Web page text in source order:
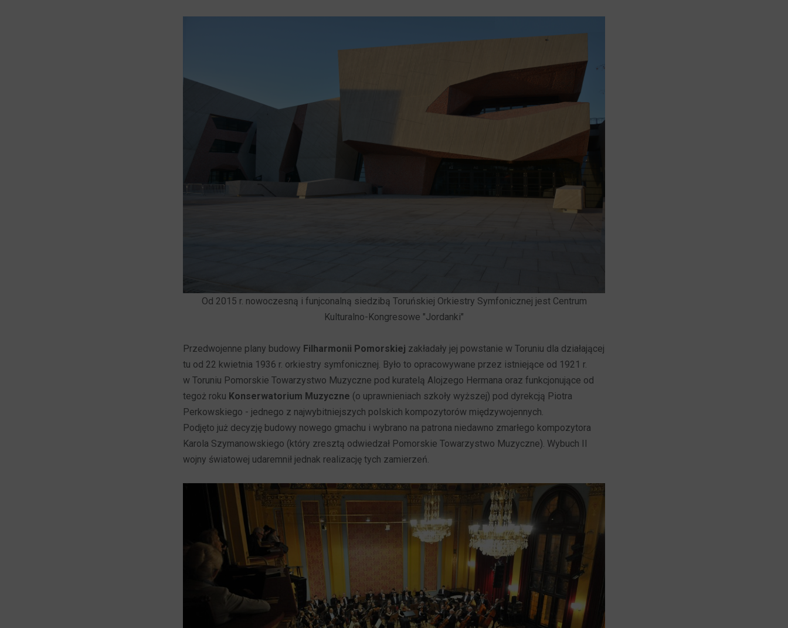
Od 2015 r. nowoczesną i funjconalną siedzibą Toruńskiej Orkiestry Symfonicznej jest Centrum
Kulturalno-Kongresowe "Jordanki"
Przedwojenne plany budowy Filharmonii Pomorskiej zakładały jej powstanie w Toruniu dla działającej
tu od 22 kwietnia 1936 r. orkiestry symfonicznej. Było to opracowywane przez istniejące od 1921 r.
w Toruniu Pomorskie Towarzystwo Muzyczne pod kuratelą Alojzego Hermana oraz funkcjonujące od
tegoż roku Konserwatorium Muzyczne (o uprawnieniach szkoły wyższej) pod dyrekcją Piotra
Perkowskiego - jednego z najwybitniejszych polskich kompozytorów międzywojennych.
Podjęto już decyzję budowy nowego gmachu i wybrano na patrona niedawno zmarłego kompozytora
Karola Szymanowskiego (który zresztą odwiedzał Pomorskie Towarzystwo Muzyczne). Wybuch II
wojny światowej udaremnił jednak realizację tych zamierzeń.